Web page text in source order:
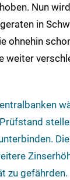
Nun
in
ohnehin
weiter
zu gefährden.